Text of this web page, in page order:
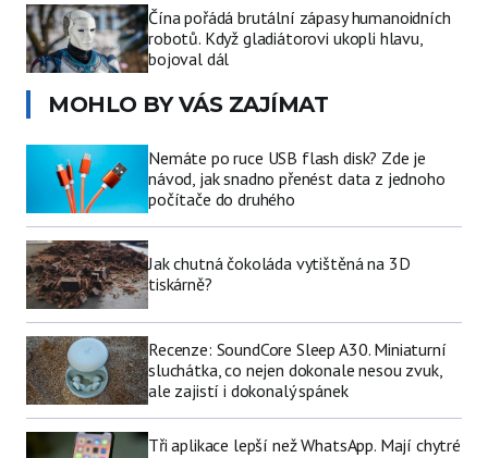
Čína pořádá brutální zápasy humanoidních
robotů. Když gladiátorovi ukopli hlavu,
bojoval dál
MOHLO BY VÁS ZAJÍMAT
Nemáte po ruce USB flash disk? Zde je
návod, jak snadno přenést data z jednoho
počítače do druhého
Jak chutná čokoláda vytištěná na 3D
tiskárně?
Recenze: SoundCore Sleep A30. Miniaturní
sluchátka, co nejen dokonale nesou zvuk,
ale zajistí i dokonalý spánek
Tři aplikace lepší než WhatsApp. Mají chytré